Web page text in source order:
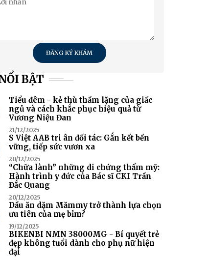
ĐĂNG KÝ KHÁM
BẬT
Tiểu đêm - kẻ thù thầm lặng của giấc
ngủ và cách khắc phục hiệu quả từ
Vương Niệu Đan
21/12/2025
S Việt AAB tri ân đối tác: Gắn kết bền
vững, tiếp sức vươn xa
20/12/2025
“Chữa lành” những di chứng thẩm mỹ:
Hành trình y đức của Bác sĩ CKI Trần
Đắc Quang
20/12/2025
Dầu ăn dặm Mămmy trở thành lựa chọn
ưu tiên của mẹ bỉm?
19/12/2025
BIKENBI NMN 38000MG - Bí quyết trẻ
đẹp không tuổi dành cho phụ nữ hiện
đại